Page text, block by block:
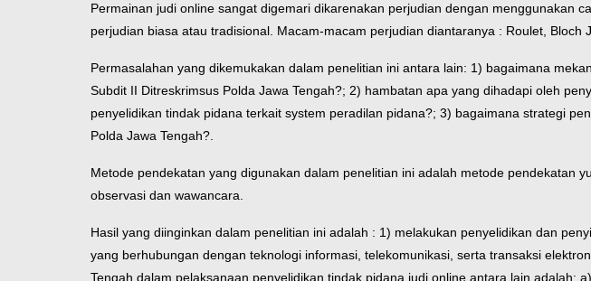
Permainan judi online sangat digemari dikarenakan perjudian dengan menggunakan
perjudian biasa atau tradisional. Macam-macam perjudian diantaranya : Roulet,
Permasalahan yang dikemukakan dalam penelitian ini antara lain: 1) bagaimana
Subdit II Ditreskrimsus Polda Jawa Tengah?; 2) hambatan apa yang dihadapi oleh
penyelidikan tindak pidana terkait system peradilan pidana?; 3) bagaimana strategi
Polda Jawa Tengah?.
Metode pendekatan yang digunakan dalam penelitian ini adalah metode pendekatan
observasi dan wawancara.
Hasil yang diinginkan dalam penelitian ini adalah : 1) melakukan penyelidikan dan
yang berhubungan dengan teknologi informasi, telekomunikasi, serta transaksi
Tengah dalam pelaksanaan penyelidikan tindak pidana judi online antara lain